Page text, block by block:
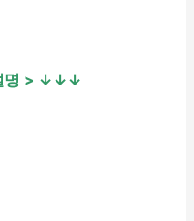
명 > ↓↓↓